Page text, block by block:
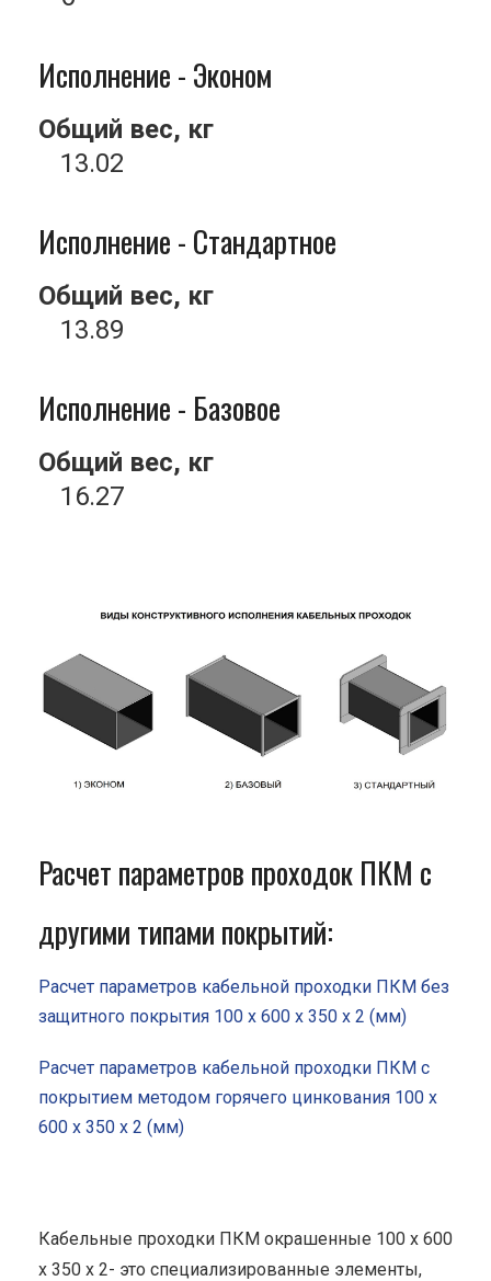
Исполнение - Эконом
Общий вес, кг
13.02
Исполнение - Стандартное
Общий вес, кг
13.89
Исполнение - Базовое
Общий вес, кг
16.27
Расчет параметров проходок ПКМ с
другими типами покрытий:
Расчет параметров кабельной проходки ПКМ без
защитного покрытия 100 x 600 x 350 x 2 (мм)
Расчет параметров кабельной проходки ПКМ с
покрытием методом горячего цинкования 100 x
600 x 350 x 2 (мм)
Кабельные проходки ПКМ окрашенные 100 x 600
x 350 x 2- это специализированные элементы,